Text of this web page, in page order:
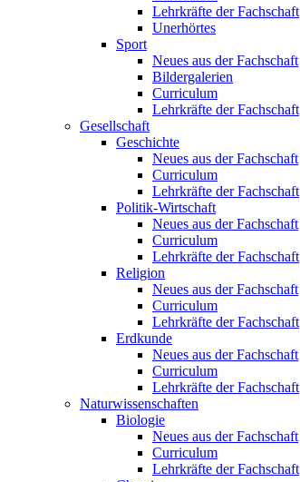
Lehrkräfte der Fachschaft
Unerhörtes
Sport
Neues aus der Fachschaft
Bildergalerien
Curriculum
Lehrkräfte der Fachschaft
Gesellschaft
Geschichte
Neues aus der Fachschaft
Curriculum
Lehrkräfte der Fachschaft
Politik-Wirtschaft
Neues aus der Fachschaft
Curriculum
Lehrkräfte der Fachschaft
Religion
Neues aus der Fachschaft
Curriculum
Lehrkräfte der Fachschaft
Erdkunde
Neues aus der Fachschaft
Curriculum
Lehrkräfte der Fachschaft
Naturwissenschaften
Biologie
Neues aus der Fachschaft
Curriculum
Lehrkräfte der Fachschaft